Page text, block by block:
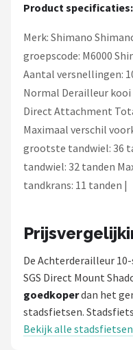
Product specificaties:
Merk: Shimano
groepscode: M6000
Aantal versnellingen:
Normal Derailleur kooi
Direct Attachment
Maximaal verschil
grootste tandwiel: 36
tandwiel: 32 tanden
tandkrans: 11 tanden |
De Achterderailleur
SGS Direct Mount
goedkoperdan het
stadsfietsen.
Bekijk alle stadsfietsen